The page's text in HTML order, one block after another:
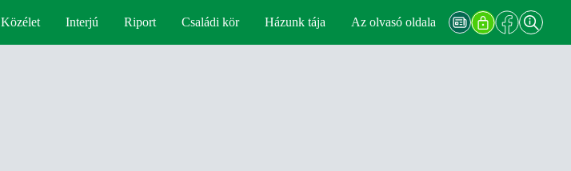
Közélet Interjú Riport Családi kör Házunk tája Az olvasó oldala